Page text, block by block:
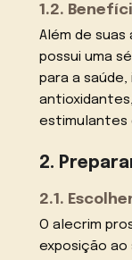
1.2.
Além de
possui uma
para a
estimulantes
2.
2.1.
O alecrim
exposição ao